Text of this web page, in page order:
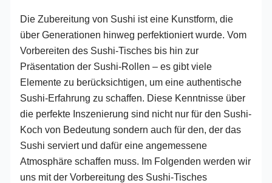
Die Zubereitung von Sushi ist eine Kunstform, die
über Generationen hinweg perfektioniert wurde. Vom
Vorbereiten des Sushi-Tisches bis hin zur
Präsentation der Sushi-Rollen – es gibt viele
Elemente zu berücksichtigen, um eine authentische
Sushi-Erfahrung zu schaffen. Diese Kenntnisse über
die perfekte Inszenierung sind nicht nur für den Sushi-
Koch von Bedeutung sondern auch für den, der das
Sushi serviert und dafür eine angemessene
Atmosphäre schaffen muss. Im Folgenden werden wir
uns mit der Vorbereitung des Sushi-Tisches